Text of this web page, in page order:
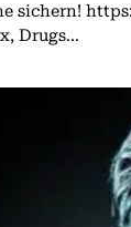
sichern!
Drugs...